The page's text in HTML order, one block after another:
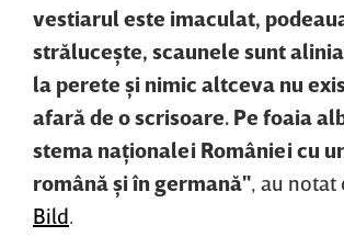
vestiarul este imaculat,
străluceşte, scaunele sunt
la perete şi nimic altceva nu
afară de o scrisoare. Pe foaia
stema naţionalei României cu
română şi în germană", au notat
Bild.